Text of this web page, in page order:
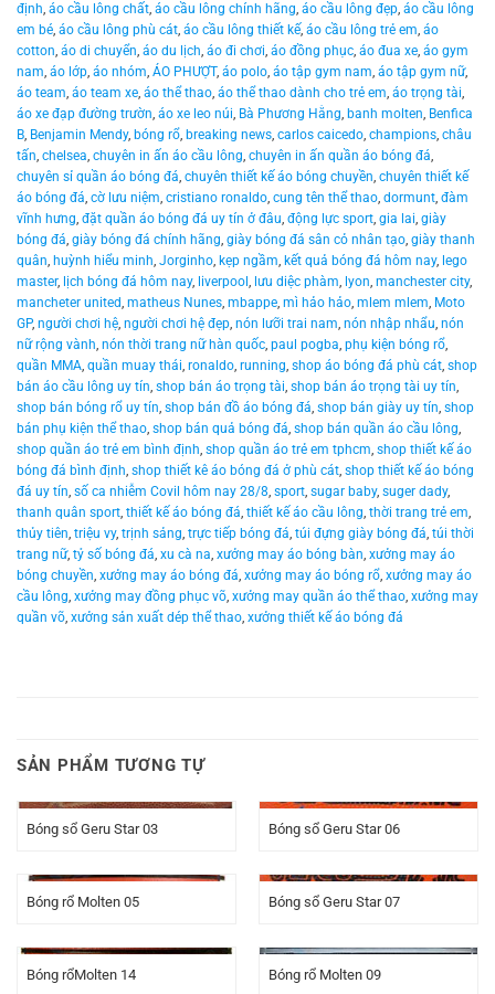
định, áo cầu lông chất, áo cầu lông chính hãng, áo cầu lông đẹp, áo cầu lông
em bé, áo cầu lông phù cát, áo cầu lông thiết kế, áo cầu lông trẻ em, áo
cotton, áo di chuyển, áo du lịch, áo đi chơi, áo đồng phục, áo đua xe, áo gym
nam, áo lớp, áo nhóm, ÁO PHƯỢT, áo polo, áo tập gym nam, áo tập gym nữ,
áo team, áo team xe, áo thể thao, áo thể thao dành cho trẻ em, áo trọng tài,
áo xe đạp đường trườn, áo xe leo núi, Bà Phương Hằng, banh molten, Benfica
B, Benjamin Mendy, bóng rổ, breaking news, carlos caicedo, champions, châu
tấn, chelsea, chuyên in ấn áo cầu lông, chuyên in ấn quần áo bóng đá,
chuyên sỉ quần áo bóng đá, chuyên thiết kế áo bóng chuyền, chuyên thiết kế
áo bóng đá, cờ lưu niệm, cristiano ronaldo, cung tên thể thao, dormunt, đàm
vĩnh hưng, đặt quần áo bóng đá uy tín ở đâu, động lực sport, gia lai, giày
bóng đá, giày bóng đá chính hãng, giày bóng đá sân cỏ nhân tạo, giày thanh
quân, huỳnh hiểu minh, Jorginho, kẹp ngầm, kết quả bóng đá hôm nay, lego
master, lịch bóng đá hôm nay, liverpool , lưu diệc phàm, lyon, manchester city,
mancheter united, matheus Nunes, mbappe, mì hảo hảo, mlem mlem, Moto
GP, người chơi hệ, người chơi hệ đẹp, nón lưỡi trai nam, nón nhập nhẩu, nón
nữ rộng vành, nón thời trang nữ hàn quốc, paul pogba, phụ kiện bóng rổ,
quần MMA, quần muay thái, ronaldo, running, shop áo bóng đá phù cát, shop
bán áo cầu lông uy tín, shop bán áo trọng tài, shop bán áo trọng tài uy tín,
shop bán bóng rổ uy tín, shop bán đồ áo bóng đá, shop bán giày uy tín, shop
bán phụ kiện thể thao, shop bán quả bóng đá, shop bán quần áo cầu lông,
shop quần áo trẻ em bình định, shop quần áo trẻ em tphcm, shop thiết kế áo
bóng đá bình định, shop thiết kê áo bóng đá ở phù cát, shop thiết kế áo bóng
đá uy tín, số ca nhiễm Covil hôm nay 28/8, sport, sugar baby, suger dady,
thanh quân sport, thiết kế áo bóng đá, thiết kế áo cầu lông, thời trang trẻ em,
thủy tiên, triệu vy, trịnh sảng, trực tiếp bóng đá, túi đựng giày bóng đá, túi thời
trang nữ, tỷ số bóng đá, xu cà na, xưởng may áo bóng bàn, xưởng may áo
bóng chuyền, xưởng may áo bóng đá, xưởng may áo bóng rổ, xưởng may áo
cầu lông, xưởng may đồng phục võ, xưởng may quần áo thể thao, xưởng may
quần võ, xưởng sản xuất dép thể thao, xưởng thiết kế áo bóng đá
SẢN PHẨM TƯƠNG TỰ
Bóng sổ Geru Star 03 Bóng sổ Geru Star 06
Bóng rổ Molten 05 Bóng sổ Geru Star 07
Bóng rổMolten 14 Bóng rổ Molten 09